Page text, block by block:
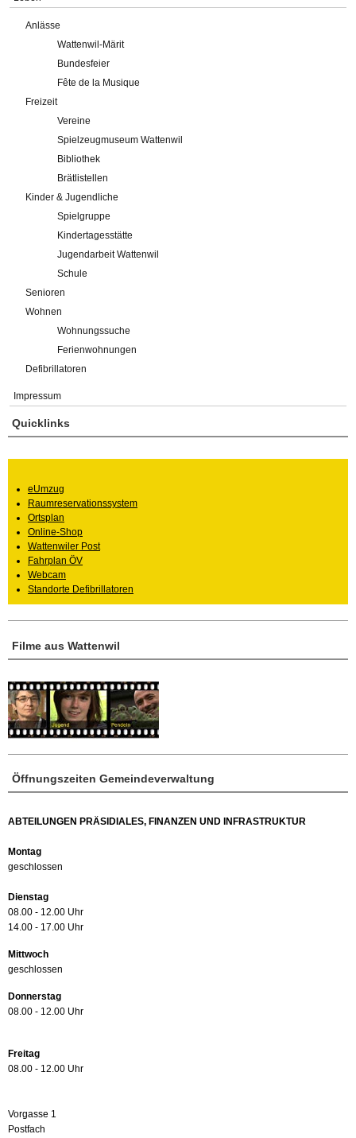
Anlässe
Wattenwil-Märit
Bundesfeier
Fête de la Musique
Freizeit
Vereine
Spielzeugmuseum Wattenwil
Bibliothek
Brätlistellen
Kinder & Jugendliche
Spielgruppe
Kindertagesstätte
Jugendarbeit Wattenwil
Schule
Senioren
Wohnen
Wohnungssuche
Ferienwohnungen
Defibrillatoren
Impressum
Öffnungszeiten Gemeindeverwaltung
ABTEILUNGEN PRÄSIDIALES, FINANZEN UND INFRASTRUKTUR
Montag
geschlossen
Dienstag
08.00 - 12.00 Uhr
14.00 - 17.00 Uhr
Mittwoch
geschlossen
Donnerstag
08.00 - 12.00 Uhr
Freitag
08.00 - 12.00 Uhr
Vorgasse 1
Postfach
Filme aus Wattenwil
Quicklinks
eUmzug
Raumreservationssystem
Ortsplan
Online-Shop
Wattenwiler Post
Fahrplan ÖV
Webcam
Standorte Defibrillatoren